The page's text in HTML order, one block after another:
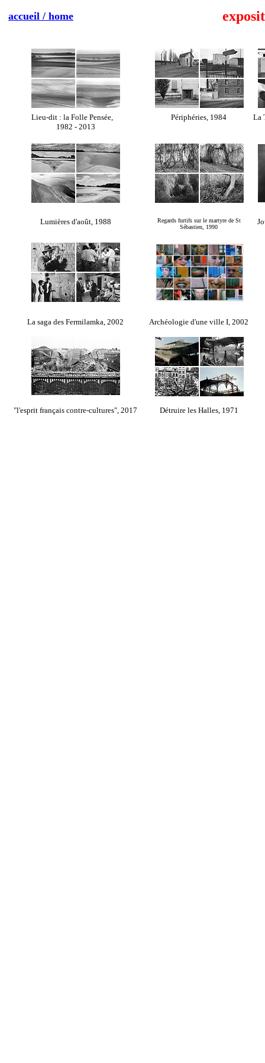
accueil / home
Lieu-dit : la Folle Pensée,
1982 - 2013
Périphéries, 1984 La
Lumières d'août, 1988
Regards furtifs sur le martyre de St
Sébastien, 1990
La saga des Fermilamka, 2002 Archéologie d'une ville I, 2002
"l'esprit français contre-cultures", 2017 Détruire les Halles, 1971